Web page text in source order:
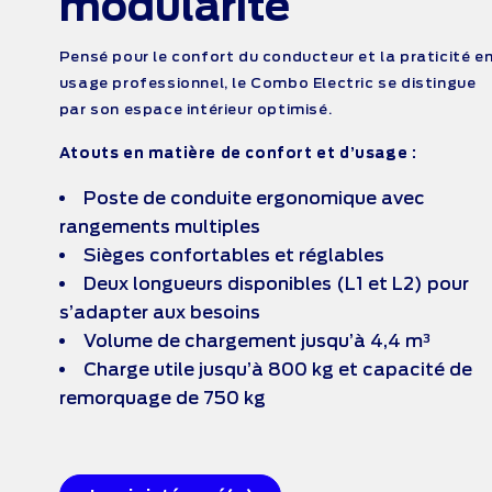
Pensé pour le confort du conducteur et la praticité
usage professionnel, le Combo Electric se distingue
par son espace intérieur optimisé.
Atouts en matière de confort et d’usage :
Poste de conduite ergonomique avec
rangements multiples
Sièges confortables et réglables
Deux longueurs disponibles (L1 et L2) pour
s’adapter aux besoins
Volume de chargement jusqu’à 4,4 m³
Charge utile jusqu’à 800 kg et capacité de
remorquage de 750 kg